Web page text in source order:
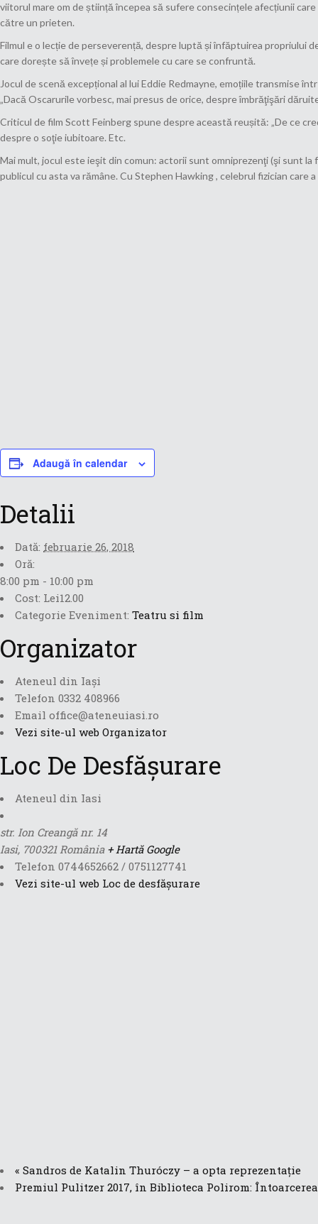
viitorul mare om de știință începea să sufere consecințele afecțiunii
către un prieten.
Filmul e o lecție de perseverență, despre luptă și înfăptuirea propriului
care dorește să învețe și problemele cu care se confruntă.
Jocul de scenă excepțional al lui Eddie Redmayne, emoțiile transmise
„Dacă Oscarurile vorbesc, mai presus de orice, despre îmbrăţişări
Criticul de film Scott Feinberg spune despre această reușită: „De ce
despre o soţie iubitoare. Etc.
Mai mult, jocul este ieşit din comun: actorii sunt omniprezenţi (şi sunt la
publicul cu asta va rămâne. Cu Stephen Hawking , celebrul fizician care
Adaugă în calendar
Detalii
Dată: februarie 26, 2018
Oră:
8:00 pm - 10:00 pm
Cost: Lei12.00
Categorie Eveniment: Teatru si film
Organizator
Ateneul din Iași
Telefon 0332 408966
Email office@ateneuiasi.ro
Vezi site-ul web Organizator
Loc De Desfășurare
Ateneul din Iasi
str. Ion Creangă nr. 14
Iasi, 700321 România + Hartă Google
Telefon 0744652662 / 0751127741
Vezi site-ul web Loc de desfășurare
« Sandros de Katalin Thuróczy – a opta reprezentație
Premiul Pulitzer 2017, în Biblioteca Polirom: